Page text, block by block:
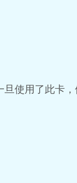
使用了此卡